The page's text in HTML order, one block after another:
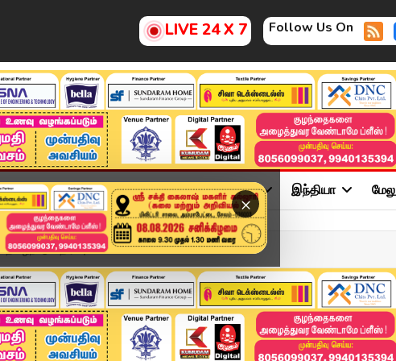
LIVE 24 X 7 Follow Us On
×
சினிமா அரசியல் விளையாட்டு இந்தியா
எதிர்ப்பு பின்னணி என்ன?...